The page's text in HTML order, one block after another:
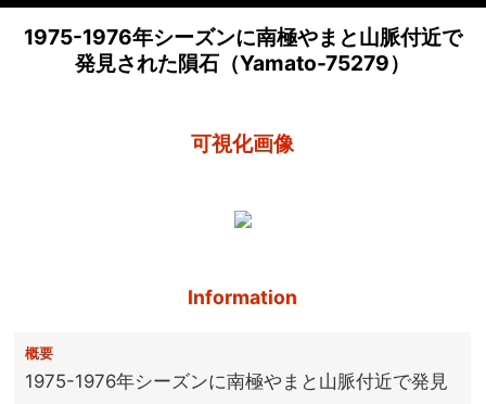
1975-1976年シーズンに南極やまと山脈付近で
発見された隕石（Yamato-75279）
可視化画像
Information
概要
1975-1976年シーズンに南極やまと山脈付近で発見